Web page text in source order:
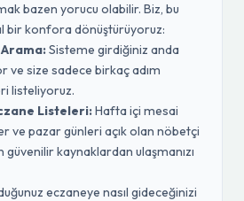
bazen yorucu olabilir. Biz, bu
bir konfora dönüştürüyoruz:
Arama:Sisteme girdiğiniz anda
ve size sadece birkaç adım
listeliyoruz.
Listeleri:Hafta içi mesai
ve pazar günleri açık olan nöbetçi
kaynaklardan ulaşmanızı
eczaneye nasıl gideceğinizi